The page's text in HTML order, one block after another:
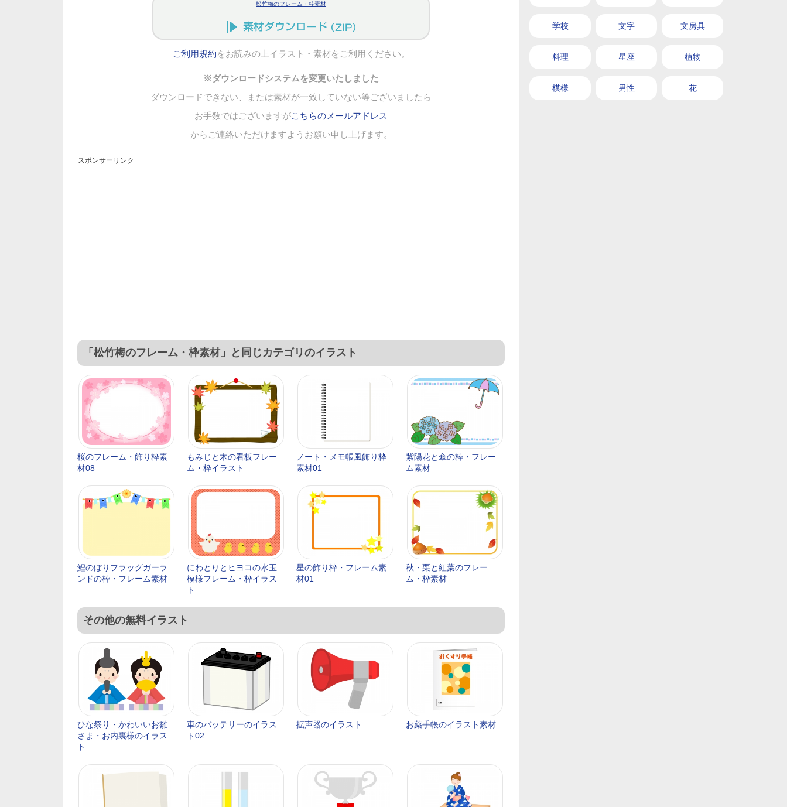
松竹梅のフレーム・枠素材
ご利用規約をお読みの上イラスト・素材をご利用ください。
※ダウンロードシステムを変更いたしました
ダウンロードできない、または素材が一致していない等ございましたら
お手数ではございますがこちらのメールアドレス
からご連絡いただけますようお願い申し上げます。
スポンサーリンク
「松竹梅のフレーム・枠素材」と同じカテゴリのイラスト
桜のフレーム・飾り枠素
材08
もみじと木の看板フレー
ム・枠イラスト
ノート・メモ帳風飾り枠
素材01
紫陽花と傘の枠・フレー
ム素材
鯉のぼりフラッグガーラ
ンドの枠・フレーム素材
にわとりとヒヨコの水玉
模様フレーム・枠イラス
ト
星の飾り枠・フレーム素
材01
秋・栗と紅葉のフレー
ム・枠素材
その他の無料イラスト
ひな祭り・かわいいお雛
さま・お内裏様のイラス
ト
車のバッテリーのイラス
ト02
拡声器のイラスト お薬手帳のイラスト素材
学校 文字 文房具
料理 星座 植物
模様 男性 花